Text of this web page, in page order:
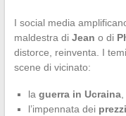
I social media
maldestra di Jean o di
distorce, reinventa. I
scene di vicinato:
la guerra in Ucraina,
l’impennata dei